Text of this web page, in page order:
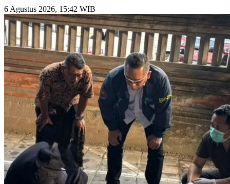
6 Agustus 2026, 15:42 WIB